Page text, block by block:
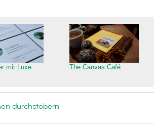
mit Luxe The Canvas Café
durchstöbern